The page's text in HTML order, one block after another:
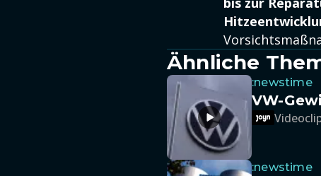
Ähnliche
:newstime
VW-
:newstime